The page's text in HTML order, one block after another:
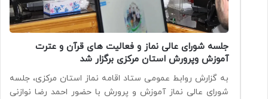
جلسه شورای عالی نماز و فعالیت های قرآن و عترت
آموزش وپرورش استان مرکزی برگزار شد
به گزارش روابط عمومی ستاد اقامه نماز استان مرکزی، جلسه
شورای عالی نماز آموزش و پرورش با حضور احمد رضا نوازنی